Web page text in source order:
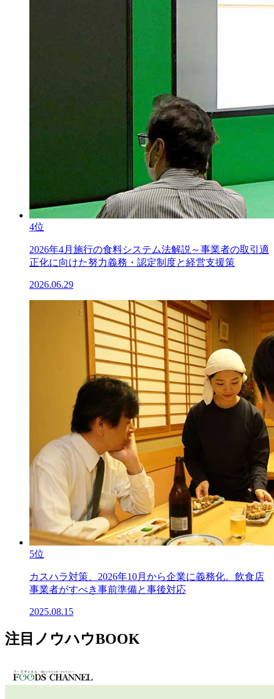
4位
2026年4月施行の食料システム法解説～事業者の取引適
正化に向けた努力義務・認定制度と経営支援策
2026.06.29
5位
カスハラ対策、2026年10月から企業に義務化。飲食店
事業者がすべき事前準備と事後対応
2025.08.15
注目ノウハウBOOK